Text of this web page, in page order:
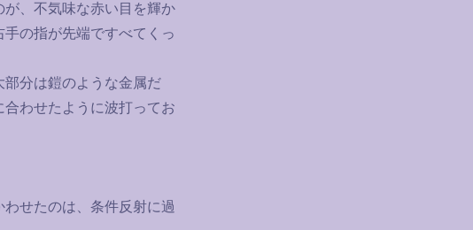
、不気味な赤い目を輝か
の指が先端ですべてくっ
分は鎧のような金属だ
わせたように波打ってお
せたのは、条件反射に過